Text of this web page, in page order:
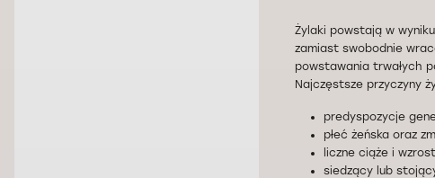
Żylaki powstają w
zamiast swobodnie
powstawania trwałych
Najczęstsze przyczyny
predyspozycje
płeć żeńska oraz
liczne ciąże i
siedzący lub